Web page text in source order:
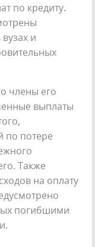
по кредиту.
и
члены его
выплаты
по потере
Также
на оплату
погибшими